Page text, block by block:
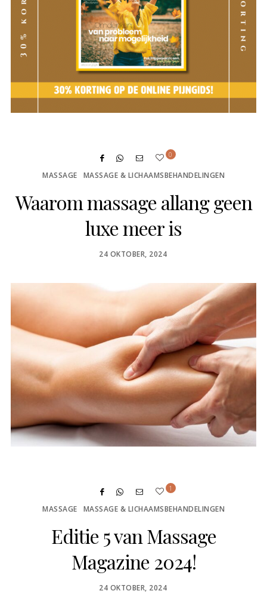
0
MASSAGE MASSAGE & LICHAAMSBEHANDELINGEN
Waarom massage allang geen
luxe meer is
POSTED
24 OKTOBER, 2024
1
MASSAGE MASSAGE & LICHAAMSBEHANDELINGEN
Editie 5 van Massage
Magazine 2024!
POSTED
24 OKTOBER, 2024